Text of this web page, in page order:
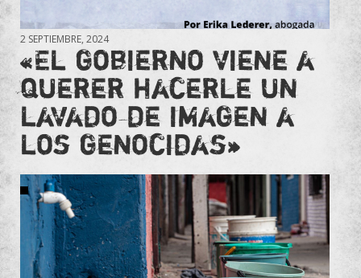
2 SEPTIEMBRE, 2024
«El gobierno viene a
querer hacerle un
lavado de imagen a
los genocidas»